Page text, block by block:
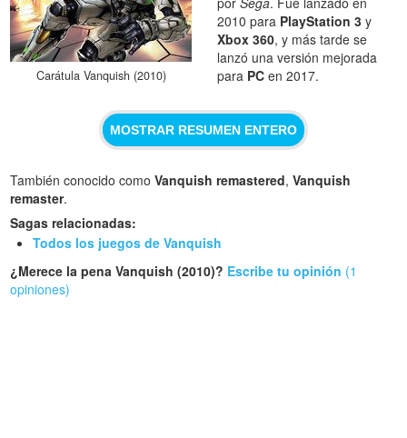
Carátula Vanquish (2010)
2010 para PlayStation 3 y
Xbox 360, y más tarde se
lanzó una versión mejorada
para PC en 2017.
MOSTRAR RESUMEN ENTERO
También conocido comoVanquish remastered,Vanquish
remaster.
Sagas relacionadas:
Todos los juegos de Vanquish
¿Merece la pena Vanquish (2010)? Escribe tu opinión (1
opiniones)